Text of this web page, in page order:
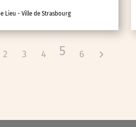
Voyage d'études
Lieu - Ville de Strasbourg
2 3 4 5 6